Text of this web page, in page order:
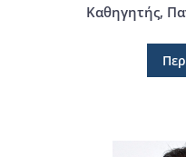
Καθηγητής,